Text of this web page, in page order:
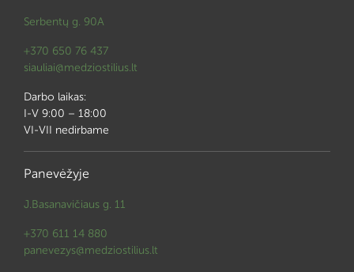
Serbentų g. 90A
+370 650 76 437
siauliai@medziostilius.lt
Darbo laikas:
I-V 9:00 – 18:00
VI-VII nedirbame
Panevėžyje
J.Basanavičiaus g. 11
+370 611 14 880
panevezys@medziostilius.lt